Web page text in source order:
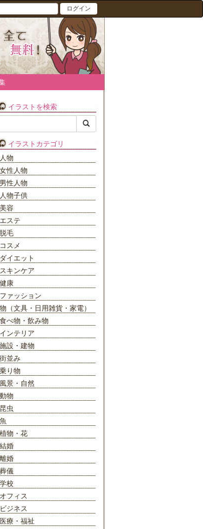
ログイン
イラストを検索
イラストカテゴリ
人物
女性人物
男性人物
人物子供
美容
エステ
脱毛
コスメ
ダイエット
スキンケア
健康
ファッション
物（文具・日用雑貨・家電）
食べ物・飲み物
インテリア
施設・建物
街並み
乗り物
風景・自然
動物
昆虫
魚
植物・花
結婚
離婚
葬儀
学校
オフィス
ビジネス
医療・福祉